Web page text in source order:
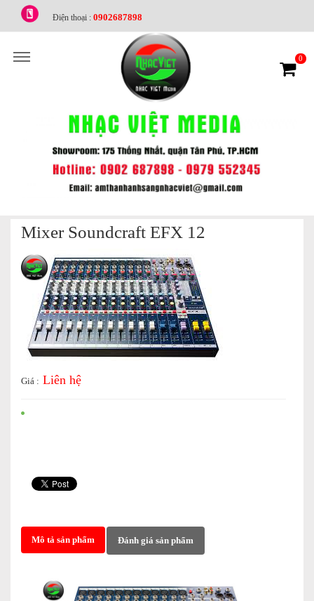
Điện thoại : 0902687898
0
Mixer Soundcraft EFX 12
Giá : Liên hệ
Mô tả sản phẩm Đánh giá sản phẩm